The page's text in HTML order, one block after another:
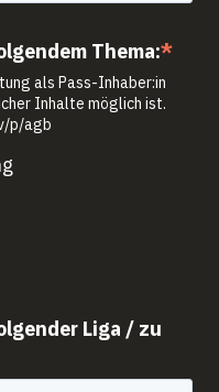
Thema:*
als Pass-Inhaber:in
Inhalte möglich ist.
p/agb
Liga / zu